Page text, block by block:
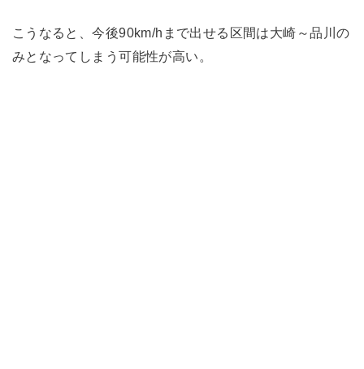
こうなると、今後90km/hまで出せる区間は大崎～品川の
みとなってしまう可能性が高い。